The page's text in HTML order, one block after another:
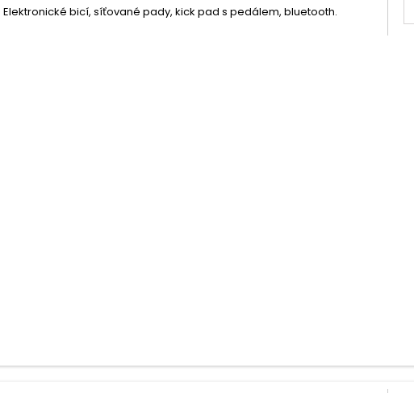
Elektronické bicí, síťované pady, kick pad s pedálem, bluetooth.